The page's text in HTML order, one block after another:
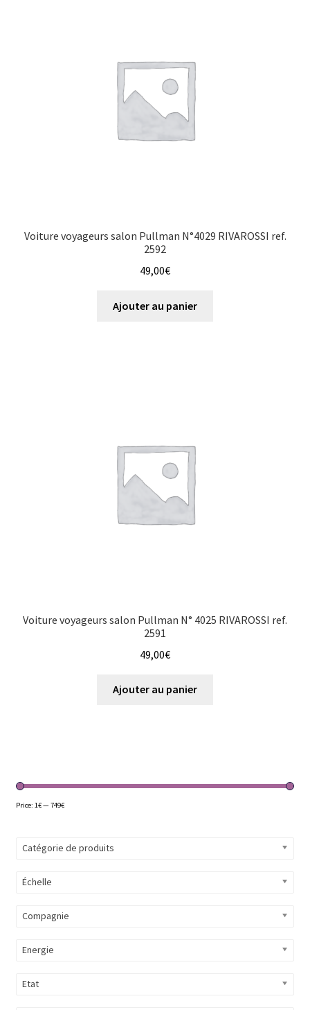
Voiture voyageurs salon Pullman N°4029 RIVAROSSI ref.
2592
49,00€
Ajouter au panier
Voiture voyageurs salon Pullman N° 4025 RIVAROSSI ref.
2591
49,00€
Ajouter au panier
Price: 1€—749€
Catégorie de produits
Échelle
Compagnie
Energie
Etat